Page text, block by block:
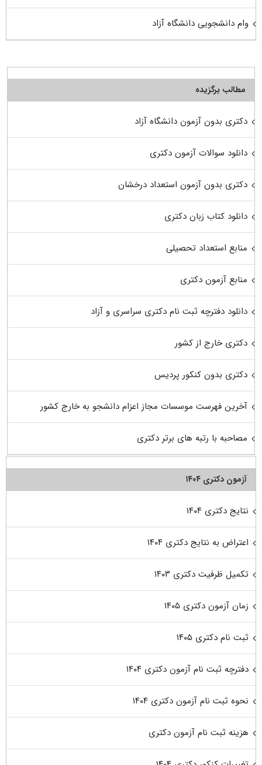
وام دانشجویی دانشگاه آزاد
مطالب برگزیده
دکتری بدون آزمون دانشگاه آزاد
دانلود سوالات آزمون دکتری
دکتری بدون آزمون استعداد درخشان
دانلود کتاب زبان دکتری
منابع استعداد تحصیلی
منابع آزمون دکتری
دانلود دفترچه ثبت نام دکتری سراسری و آزاد
دکتری خارج از کشور
دکتری بدون کنکور پردیس
آخرین فهرست موسسات مجاز اعزام دانشجو به خارج کشور
مصاحبه با رتبه های برتر دکتری
آزمون دکتری ۱۴۰۴
نتایج دکتری ۱۴۰۴
اعتراض به نتایج دکتری ۱۴۰۴
تکمیل ظرفیت دکتری ۱۴۰۳
زمان آزمون دکتری ۱۴۰۵
ثبت نام دکتری ۱۴۰۵
دفترچه ثبت نام آزمون دکتری ۱۴۰۴
نحوه ثبت نام آزمون دکتری ۱۴۰۴
هزینه ثبت نام آزمون دکتری